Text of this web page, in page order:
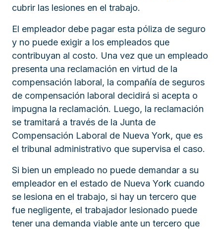
cubrir las lesiones en el trabajo.
El empleador debe pagar esta póliza de seguro
y no puede exigir a los empleados que
contribuyan al costo. Una vez que un empleado
presenta una reclamación en virtud de la
compensación laboral, la compañía de seguros
de compensación laboral decidirá si acepta o
impugna la reclamación. Luego, la reclamación
se tramitará a través de la Junta de
Compensación Laboral de Nueva York, que es
el tribunal administrativo que supervisa el caso.
Si bien un empleado no puede demandar a su
empleador en el estado de Nueva York cuando
se lesiona en el trabajo, si hay un tercero que
fue negligente, el trabajador lesionado puede
tener una demanda viable ante un tercero que